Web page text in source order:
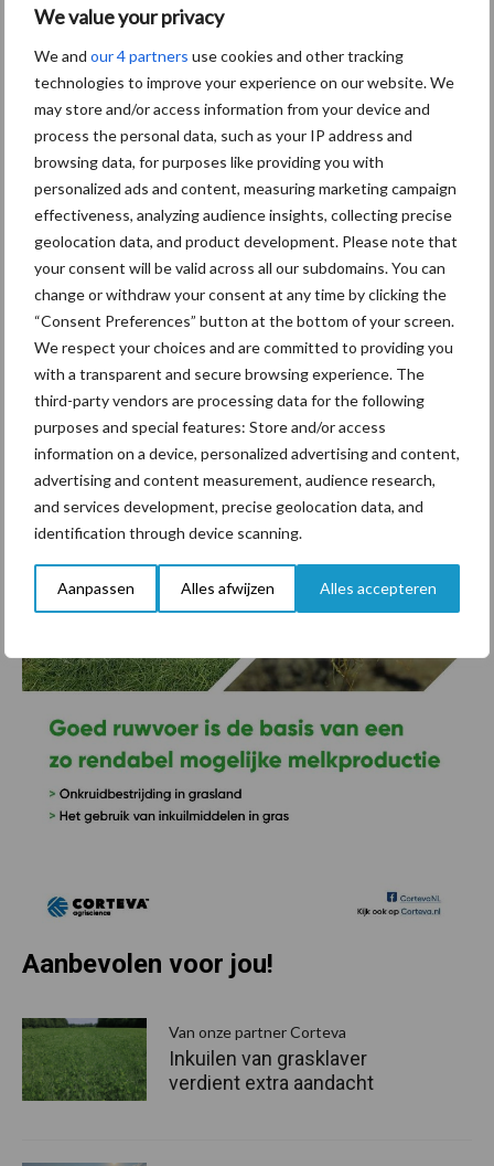
We value your privacy
We and our 4 partners use cookies and other tracking
technologies to improve your experience on our website. We
may store and/or access information from your device and
process the personal data, such as your IP address and
browsing data, for purposes like providing you with
personalized ads and content, measuring marketing campaign
effectiveness, analyzing audience insights, collecting precise
geolocation data, and product development. Please note that
your consent will be valid across all our subdomains. You can
change or withdraw your consent at any time by clicking the
“Consent Preferences” button at the bottom of your screen.
We respect your choices and are committed to providing you
with a transparent and secure browsing experience. The
third-party vendors are processing data for the following
purposes and special features: Store and/or access
information on a device, personalized advertising and content,
advertising and content measurement, audience research,
and services development, precise geolocation data, and
identification through device scanning.
Aanpassen Alles afwijzen Alles accepteren
melkproductie.
Download brochure »
In de brochure ‘Goed ruwvoer is de basis van een zo rendabel
mogelijke melkproductie’ gaan we dieper in op een tweetal zaken
die kunnen bijdragen aan een goede ruwvoerteelt. Dit zijn
middelen om onkruiden te bestrijden en inkuilmiddelen.
Voor meer informatie: Kijk ook eens opCorteva.nlén volg ons
opFacebook.
Aanbevolen voor jou!
Van onze partner Corteva
Inkuilen van grasklaver
verdient extra aandacht